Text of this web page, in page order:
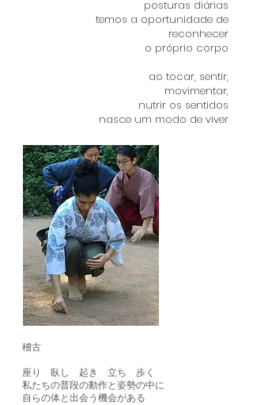
posturas diárias
temos a oportunidade de
reconhecer
o próprio corpo
ao tocar, sentir,
movimentar,
nutrir os sentidos
nasce um modo de viver
稽古
座り 臥し 起き 立ち 歩く
私たちの普段の動作と姿勢の中に
自らの体と出会う機会がある